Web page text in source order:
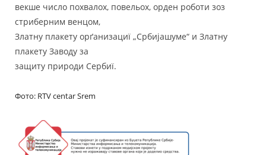
векше число похвалох, повельох, орден роботи зоз
стриберним венцом,
Златну плакету орґанизациї „Србијашуме“ и Златну
плакету Заводу за
защиту природи Сербиї.
Фото: RTV centar Srem